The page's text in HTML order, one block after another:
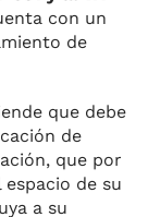
con un
de
que debe
de
que por
de su
a su